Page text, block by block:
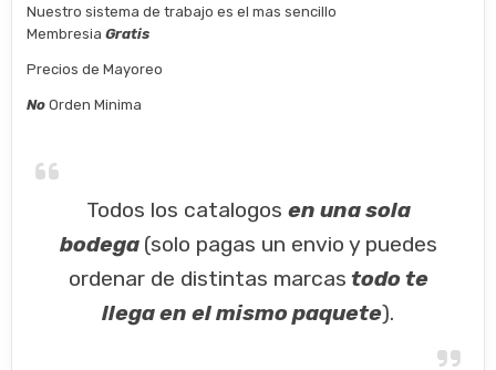
Nuestro sistema de trabajo es el mas sencillo
MembresiaGratis
Precios de Mayoreo
No Orden Minima
Todos los catalogos en una sola
bodega (solo pagas un envio y puedes
ordenar de distintas marcas todo te
llega en el mismo paquete).